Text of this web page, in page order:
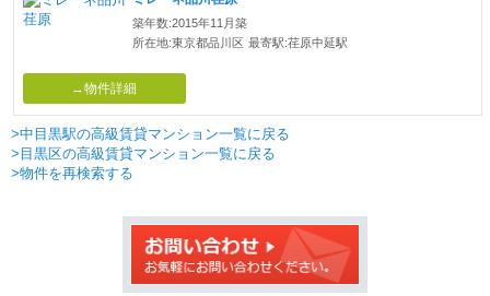
築年数:2015年11月築
所在地:東京都品川区 最寄駅:荏原中延駅
→物件詳細
>中目黒駅の高級賃貸マンション一覧に戻る
>目黒区の高級賃貸マンション一覧に戻る
>物件を再検索する